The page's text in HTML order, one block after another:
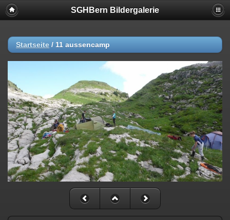
SGHBern Bildergalerie
Startseite / 11 aussencamp